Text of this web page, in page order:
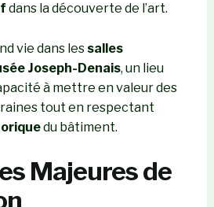
dans la découverte de l’art.
vie dans les salles
Joseph-Denais, un lieu
à mettre en valeur des
tout en respectant
du bâtiment.
Majeures de